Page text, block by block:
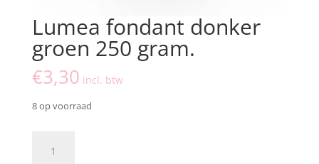
Lumea fondant donker
groen 250 gram.
€3,30 incl. btw
8 op voorraad
fondant